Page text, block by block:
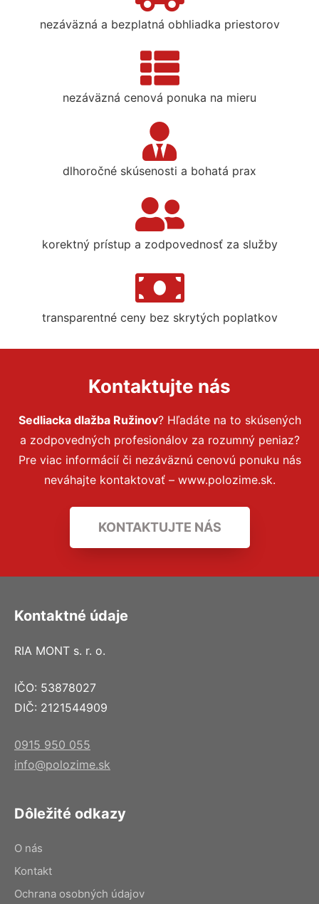
nezáväzná a bezplatná obhliadka priestorov
nezáväzná cenová ponuka na mieru
dlhoročné skúsenosti a bohatá prax
korektný prístup a zodpovednosť za služby
transparentné ceny bez skrytých poplatkov
Kontaktujte nás
Sedliacka dlažba Ružinov? Hľadáte na to skúsených
a zodpovedných profesionálov za rozumný peniaz?
Pre viac informácií či nezáväznú cenovú ponuku nás
neváhajte kontaktovať – www.polozime.sk.
KONTAKTUJTE NÁS
Kontaktné údaje
RIA MONT s. r. o.
IČO: 53878027
DIČ: 2121544909
0915 950 055
info@polozime.sk
Dôležité odkazy
O nás
Kontakt
Ochrana osobných údajov